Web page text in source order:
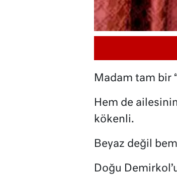
Madam tam bir
Hem de
kökenli.
Beyaz değil
Doğu